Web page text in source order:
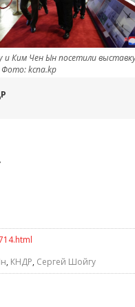
и Ким Чен Ын посетили
kcna.kp
, КНДР, Сергей Шойгу